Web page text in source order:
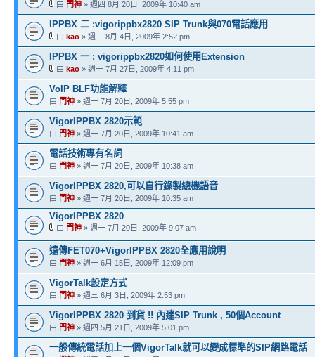
由 門神 » 週四 8月 20日, 2009年 10:40 am
IPPBX 二 :vigorippbx2820 SIP Trunk與070電話應用
由 kao » 週二 8月 4日, 2009年 2:52 pm
IPPBX 一 : vigorippbx2820如何使用Extension
由 kao » 週一 7月 27日, 2009年 4:11 pm
VoIP BLF功能解釋
由 門神 » 週一 7月 20日, 2009年 5:55 pm
VigorIPPBX 2820示範
由 門神 » 週一 7月 20日, 2009年 10:41 am
電話技術專有名詞
由 門神 » 週一 7月 20日, 2009年 10:38 am
VigorIPPBX 2820,可以自行錄製總機語音
由 門神 » 週一 7月 20日, 2009年 10:35 am
VigorIPPBX 2820
由 門神 » 週一 7月 20日, 2009年 9:07 am
遠傳FET070+VigorIPPBX 2820全應用說明
由 門神 » 週一 6月 15日, 2009年 12:09 pm
VigorTalk設定方式
由 門神 » 週三 6月 3日, 2009年 2:53 pm
VigorIPPBX 2820 到貨 !! 內建SIP Trunk , 50個Account
由 門神 » 週四 5月 21日, 2009年 5:01 pm
一般傳統電話加上一個VigorTalk就可以變成標準的SIP網路電話